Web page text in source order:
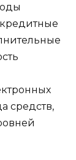
средств,